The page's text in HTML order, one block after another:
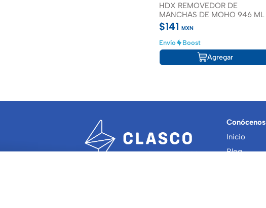
HDX REMOVEDOR DE
MANCHAS DE MOHO 946 ML
$141 MXN
Envío
Boost
Agregar
Conócenos
Inicio
Blog